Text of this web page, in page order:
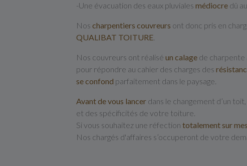
-Une évacuation des eaux pluviales médiocre dû
Nos charpentiers couvreurs ont donc pris en
QUALIBAT TOITURE
Nos couvreurs ont réalisé un calage de charpente
pour répondre au cahier des charges des
se confond parfaitement dans le paysage.
Avant de vous lancer dans le changement d’un toit,
et des spécificités de votre toiture.
Si vous souhaitez une réfection totalement sur
Nos chargés d'affaires s’occuperont de votre